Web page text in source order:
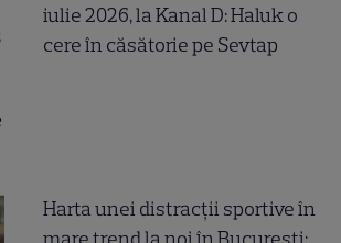
iulie 2026, la Kanal D: Haluk o
cere în căsătorie pe Sevtap
Harta unei distracții sportive în